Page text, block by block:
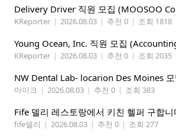
Delivery Driver 직원 모집 (MOOSOO
KReporter | 2026.08.03 | 추천 0 | 조회 1818
KReporter | 2026.08.03 | 추천 0 | 조회 2035
NW Dental Lab- locarion Des Moines
마이크 | 2026.08.03 | 추천 0 | 조회 383
Fife 델리 레스토랑에서 키친 헬퍼 구합니
fife델리 | 2026.08.03 | 추천 0 | 조회 277